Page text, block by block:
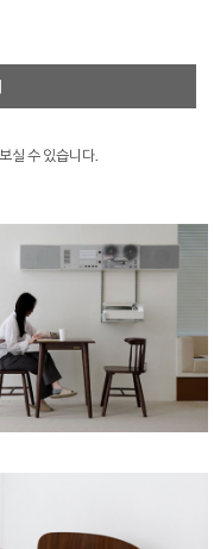
실 수 있습니다.